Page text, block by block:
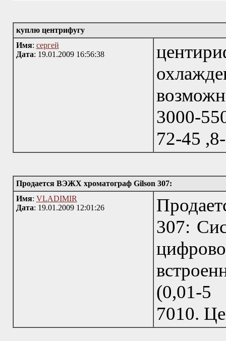
куплю центрифугу
Имя: сергей
Дата: 19.01.2009 16:56:38
3000-
72-45
Продается ВЭЖХ хроматограф Gilson 307:
Имя: VLADIMIR
Дата: 19.01.2009 12:01:26
307:
(0,01-5
7010.